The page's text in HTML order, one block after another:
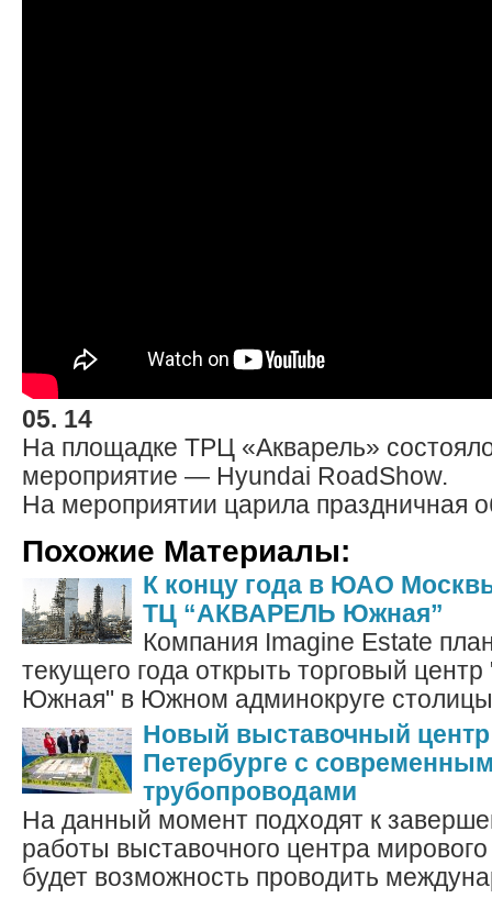
05. 14
На площадке ТРЦ «Акварель»
мероприятие — Hyundai RoadShow.
На мероприятии царила праздничная
Похожие Материалы:
К концу года в ЮАО
ТЦ “АКВАРЕЛЬ Южная”
Компания Imagine Estate
текущего года открыть торговый
Южная" в Южном админокруге
Новый выставочный центр
Петербурге с
трубопроводами
На данный момент подходят к
работы выставочного центра
будет возможность проводить